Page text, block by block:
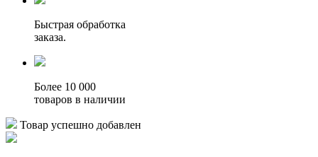
Быстрая обработка
заказа.
Более 10 000
товаров в наличии
Товар успешно добавлен